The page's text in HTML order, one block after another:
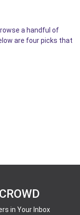
a handful of
are four picks that
in Your Inbox